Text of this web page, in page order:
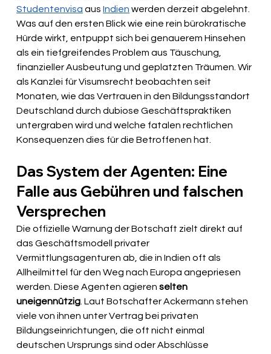
Studentenvisa aus Indien werden derzeit abgelehnt.
Was auf den ersten Blick wie eine rein bürokratische
Hürde wirkt, entpuppt sich bei genauerem Hinsehen
als ein tiefgreifendes Problem aus Täuschung,
finanzieller Ausbeutung und geplatzten Träumen. Wir
als Kanzlei für Visumsrecht beobachten seit
Monaten, wie das Vertrauen in den Bildungsstandort
Deutschland durch dubiose Geschäftspraktiken
untergraben wird und welche fatalen rechtlichen
Konsequenzen dies für die Betroffenen hat.
Das System der Agenten: Eine
Falle aus Gebühren und falschen
Versprechen
Die offizielle Warnung der Botschaft zielt direkt auf
das Geschäftsmodell privater
Vermittlungsagenturen ab, die in Indien oft als
Allheilmittel für den Weg nach Europa angepriesen
werden. Diese Agenten agieren selten
uneigennützig . Laut Botschafter Ackermann stehen
viele von ihnen unter Vertrag bei privaten
Bildungseinrichtungen, die oft nicht einmal
deutschen Ursprungs sind oder Abschlüsse